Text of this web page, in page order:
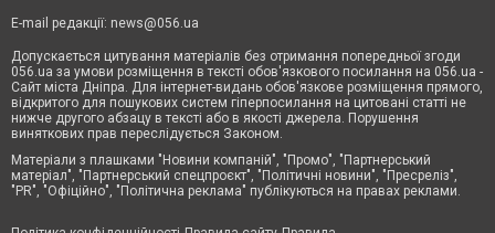
E-mail редакції: news@056.ua
Допускається цитування матеріалів без отримання попередньої згоди
056.ua за умови розміщення в тексті обов'язкового посилання на 056.ua -
Сайт міста Дніпра. Для інтернет-видань обов'язкове розміщення прямого,
відкритого для пошукових систем гіперпосилання на цитовані статті не
нижче другого абзацу в тексті або в якості джерела. Порушення
виняткових прав переслідується Законом.
Матеріали з плашками "Новини компаній", "Промо", "Партнерський
матеріал", "Партнерський спецпроєкт", "Політичні новини", "Пресреліз",
"PR", "Офіційно", "Політична реклама" публікуються на правах реклами.